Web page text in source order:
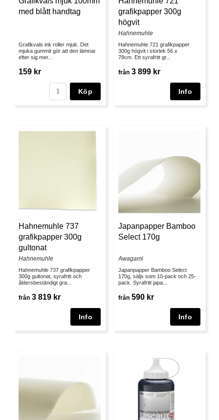
med blått handtag
Grafikvals ink roller mjuk. Det
mjuka gummit gör att den lämnar
efter sig mer...
159 kr
Köp
grafikpapper 300g
högvit
Hahnemuhle
Hahnemuhle 721 grafikpapper
300g högvit i storlek 56 x
78cm. Ett syrafritt gr...
från 3 899 kr
Hahnemuhle 737
grafikpapper 300g
gultonat
Hahnemuhle
Hahnemuhle 737 grafikpapper
300g gultonat, syrafritt och
åldersbeständigt gra...
från 3 819 kr
Japanpapper Bamboo
Select 170g
Awagami
Japanpapper Bamboo Select
170g, säljs som 10-pack och 25-
pack. Syrafritt japa...
från 590 kr